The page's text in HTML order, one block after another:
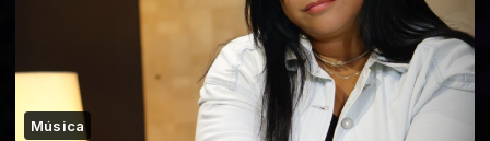
Música